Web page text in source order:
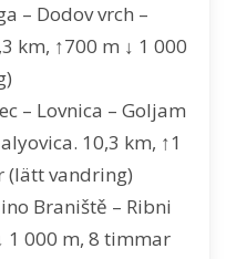
– Dodov vrch –
km, ↑700 m ↓ 1 000
– Lovnica – Goljam
10,3 km, ↑1
(lätt vandring)
Braniště – Ribni
1 000 m, 8 timmar